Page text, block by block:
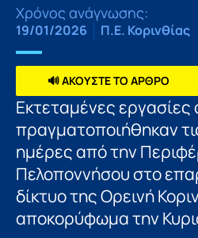
Χρόνος ανάγνωσης:
19/01/2026 Π.Ε. Κορινθίας
🔊 ΑΚΟΥΣΤΕ ΤΟ ΑΡΘΡΟ
Εκτεταμένες εργασίες
πραγματοποιήθηκαν
ημέρες από την
Πελοποννήσου στο
δίκτυο της Ορεινή
αποκορύφωμα την